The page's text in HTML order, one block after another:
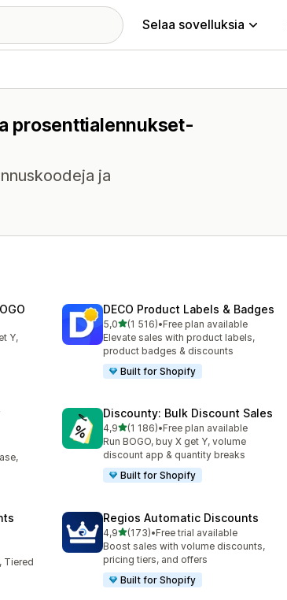
Selaa sovelluksia
prosenttialennukset-
ja
Y,
DECO Product Labels & Badges
5,0/ 5 tähteä
(1 516)
1516 arvostelua yhteensä
•Free plan available
Elevate sales with product labels,
product badges & discounts
Built for Shopify
Discounty: Bulk Discount Sales
4,9/ 5 tähteä
(1 186)
1186 arvostelua yhteensä
•Free plan available
Run BOGO, buy X get Y, volume
discount app & quantity breaks
Built for Shopify
Tiered
Regios Automatic Discounts
4,9/ 5 tähteä
(173)
173 arvostelua yhteensä
•Free trial available
Boost sales with volume discounts,
pricing tiers, and offers
Built for Shopify